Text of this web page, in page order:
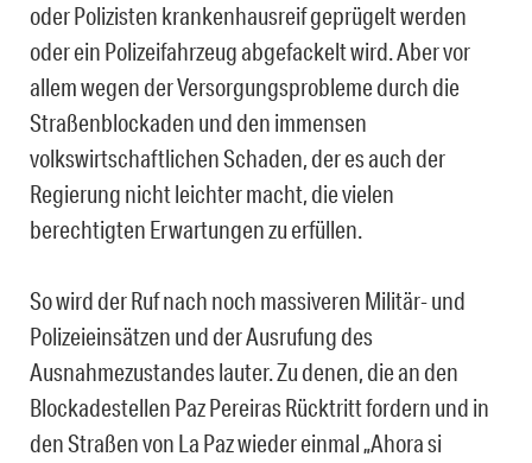
oder Polizisten krankenhausreif geprügelt werden
oder ein Polizeifahrzeug abgefackelt wird. Aber vor
allem wegen der Versorgungsprobleme durch die
Straßenblockaden und den immensen
volkswirtschaftlichen Schaden, der es auch der
Regierung nicht leichter macht, die vielen
berechtigten Erwartungen zu erfüllen.
So wird der Ruf nach noch massiveren Militär- und
Polizeieinsätzen und der Ausrufung des
Ausnahmezustandes lauter. Zu denen, die an den
Blockadestellen Paz Pereiras Rücktritt fordern und in
den Straßen von La Paz wieder einmal „Ahora si